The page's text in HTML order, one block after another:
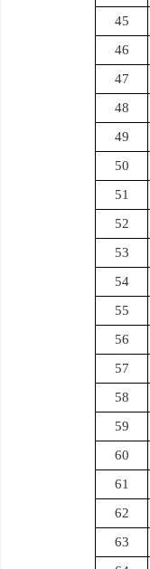
45
46
47
48
49
50
51
52
53
54
55
56
57
58
59
60
61
62
63